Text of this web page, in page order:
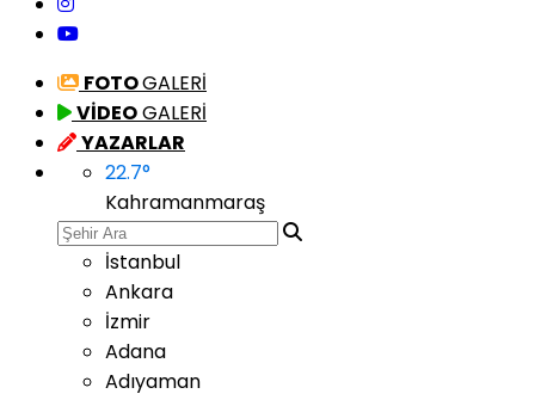
FOTOGALERİ
VİDEOGALERİ
YAZARLAR
22.7°
Kahramanmaraş
İstanbul
Ankara
İzmir
Adana
Adıyaman